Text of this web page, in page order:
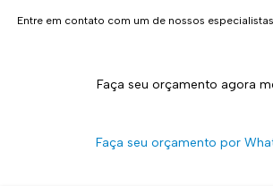
Entre em contato com um de nossos
Faça seu orçamento agora
Faça seu orçamento por